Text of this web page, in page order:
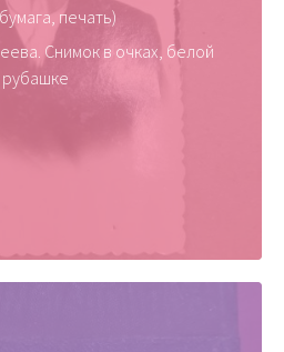
печать)
Снимок в очках, белой
рубашке